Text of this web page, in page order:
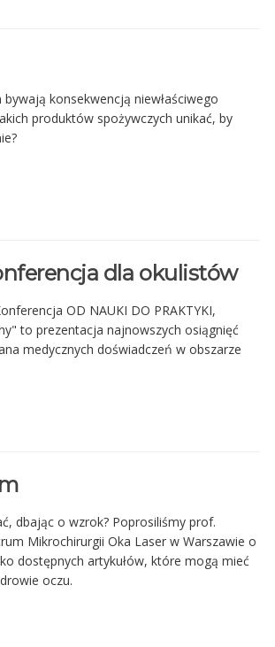
konsekwencją niewłaściwego
produktów spożywczych unikać, by
dla okulistów
OD NAUKI DO PRAKTYKI,
to prezentacja najnowszych osiągnięć
medycznych doświadczeń w obszarze
dbając o wzrok? Poprosiliśmy prof.
Mikrochirurgii Oka Laser w Warszawie o
dostępnych artykułów, które mogą mieć
oczu.